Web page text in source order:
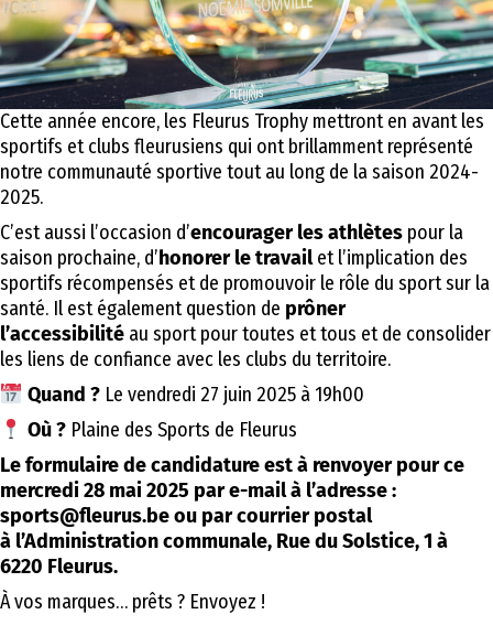
Cette année encore, les Fleurus Trophy mettront en avant les
sportifs et clubs fleurusiens qui ont brillamment représenté
notre communauté sportive tout au long de la saison 2024-
2025.
C’est aussi l’occasion d’encourager les athlètes pour la
saison prochaine, d’honorer le travailet l’implication des
sportifs récompensés et de promouvoir le rôle du sport sur la
santé. Il est également question de prôner
l’accessibilité au sport pour toutes et tous et de consolider
les liens de confiance avec les clubs du territoire.
Quand ? Le vendredi 27 juin 2025 à 19h00
Où ? Plaine des Sports de Fleurus
Le formulaire de candidature est à renvoyer pour ce
mercredi 28 mai 2025 par e-mail à l’adresse :
sports@fleurus.be ou par courrier postal
à l’Administration communale, Rue du Solstice, 1 à
6220 Fleurus.
À vos marques… prêts ? Envoyez !